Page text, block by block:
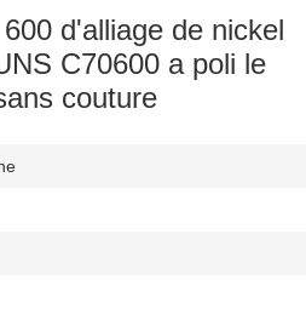
d'alliage de nickel
C70600 a poli le
couture